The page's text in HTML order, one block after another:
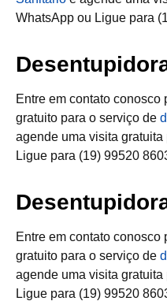
WhatsApp ou Ligue para
Entre em contato
gratuito para o serviço de
agende uma visita
Ligue para (19) 99520
Entre em contato
gratuito para o serviço de
agende uma visita
Ligue para (19) 99520